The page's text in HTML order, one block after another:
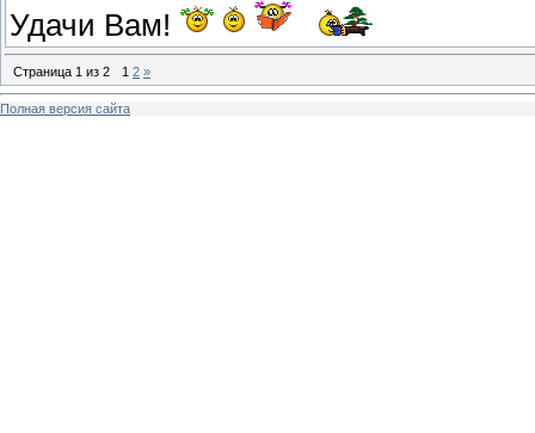
Удачи Вам!
Страница 1 из 2 1 2 »
Полная версия сайта